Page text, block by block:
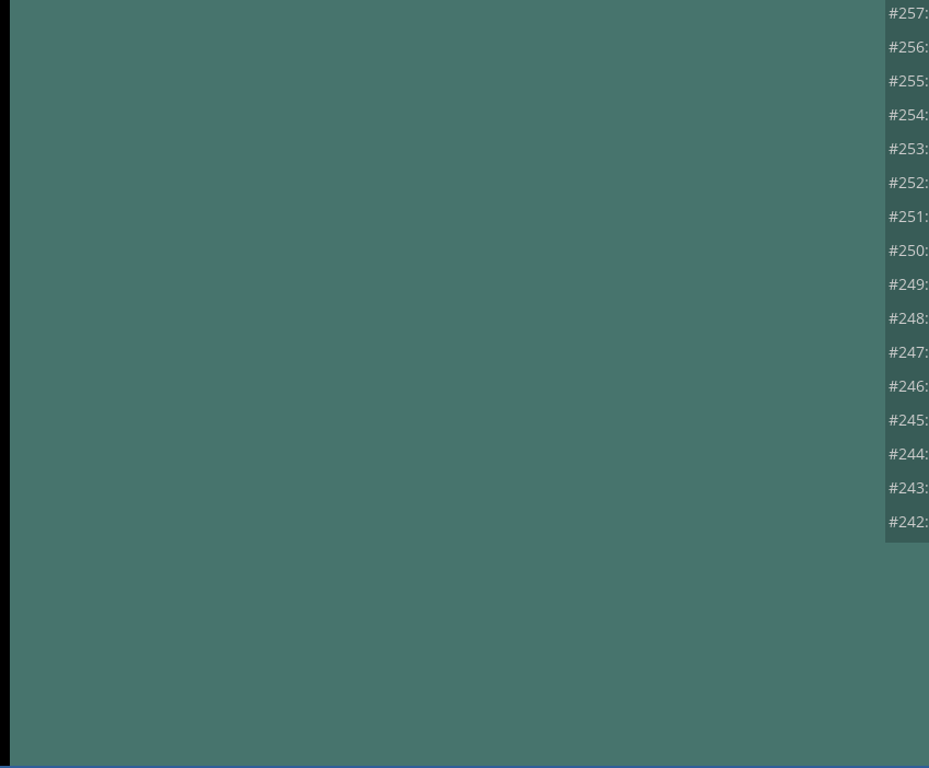
#257:
#256:
#255:
#254:
#253:
#252:
#251:
#250:
#249:
#248:
#247:
#246:
#245:
#244:
#243:
#242: